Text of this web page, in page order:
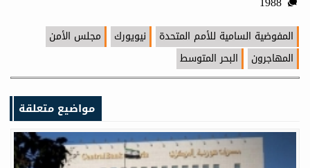
المفوضية السامية للأمم المتحدة نيويورك
مجلس الأمن
المهاجرون
البحر المتوسط
مواضيع متعلقة